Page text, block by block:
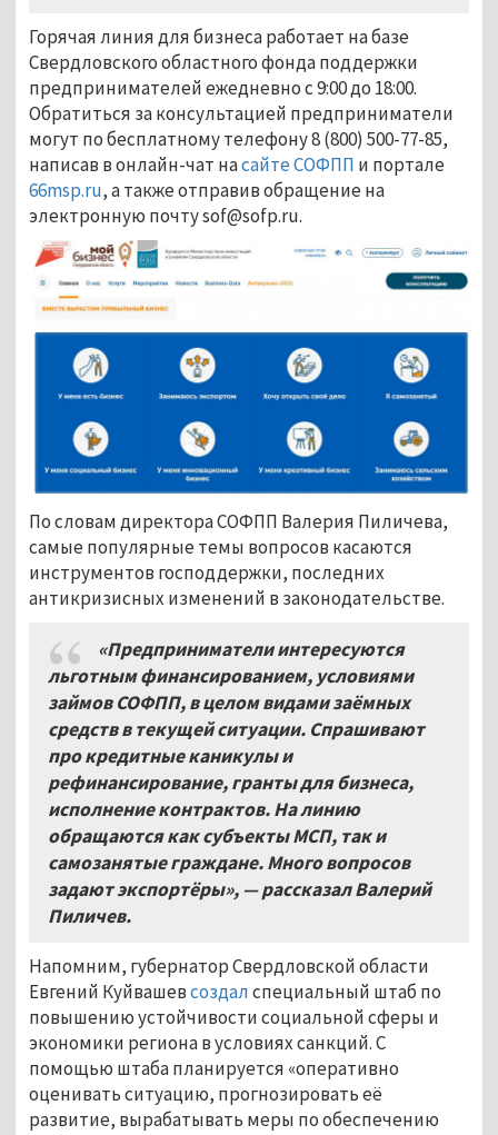
Горячая линия для бизнеса работает на базе
Свердловского областного фонда поддержки
предпринимателей ежедневно с 9:00 до 18:00.
Обратиться за консультацией предприниматели
могут по бесплатному телефону 8 (800) 500-77-85,
написав в онлайн-чат насайте СОФПП и портале
66msp.ru, а также отправив обращение на
электронную почту sof@sofp.ru.
По словам директора СОФПП Валерия Пиличева,
самые популярные темы вопросов касаются
инструментов господдержки, последних
антикризисных изменений в законодательстве.
«Предприниматели интересуются
льготным финансированием, условиями
займов СОФПП, в целом видами заёмных
средств в текущей ситуации. Спрашивают
про кредитные каникулы и
рефинансирование, гранты для бизнеса,
исполнение контрактов. На линию
обращаются как субъекты МСП, так и
самозанятые граждане. Много вопросов
задают экспортёры», — рассказал Валерий
Пиличев.
Напомним, губернатор Свердловской области
Евгений Куйвашевсоздалспециальный штаб по
повышению устойчивости социальной сферы и
экономики региона в условиях санкций. С
помощью штаба планируется «оперативно
оценивать ситуацию, прогнозировать её
развитие, вырабатывать меры по обеспечению